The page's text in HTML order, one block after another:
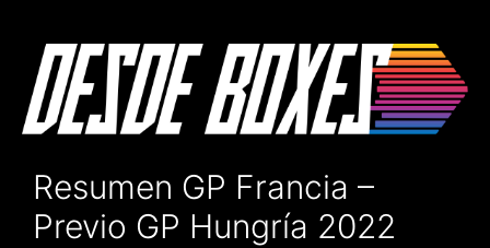
contenido
Resumen GP Francia –
Previo GP Hungría 2022